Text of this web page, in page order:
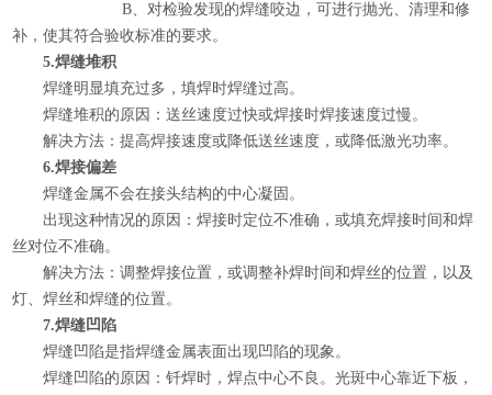
B、对检验发现的焊缝咬边，可进行抛光、清理和修
补，使其符合验收标准的要求。
5.焊缝堆积
焊缝明显填充过多，填焊时焊缝过高。
焊缝堆积的原因：送丝速度过快或焊接时焊接速度过慢。
解决方法：提高焊接速度或降低送丝速度，或降低激光功率。
6.焊接偏差
焊缝金属不会在接头结构的中心凝固。
出现这种情况的原因：焊接时定位不准确，或填充焊接时间和焊
丝对位不准确。
解决方法：调整焊接位置，或调整补焊时间和焊丝的位置，以及
灯、焊丝和焊缝的位置。
7.焊缝凹陷
焊缝凹陷是指焊缝金属表面出现凹陷的现象。
焊缝凹陷的原因：钎焊时，焊点中心不良。光斑中心靠近下板，